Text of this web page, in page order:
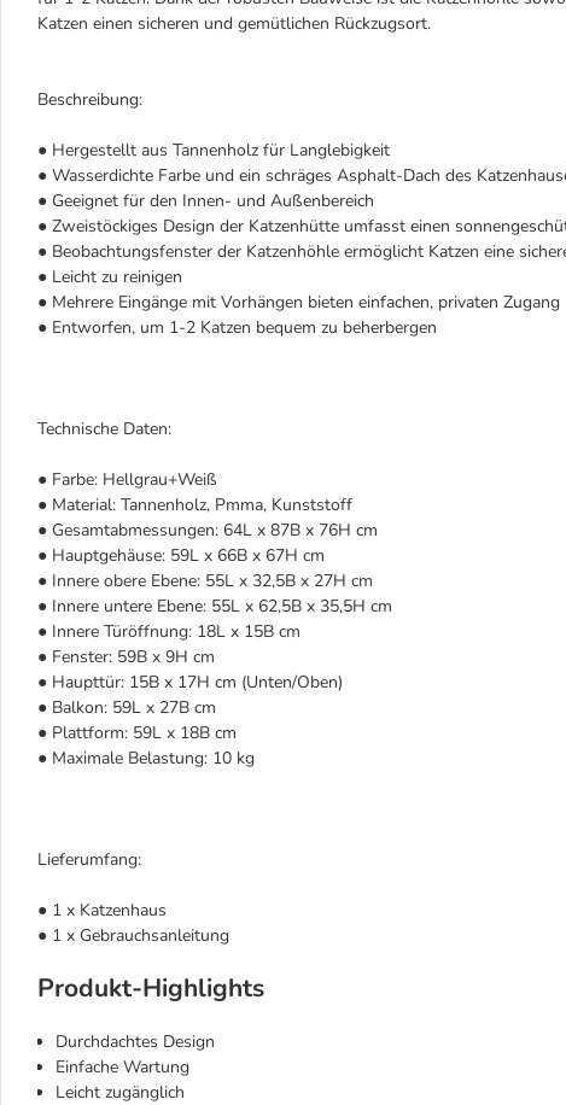
Katzen einen sicheren und gemütlichen Rückzugsort.
Beschreibung:
● Hergestellt aus Tannenholz für Langlebigkeit
● Wasserdichte Farbe und ein schräges Asphalt-Dach des
● Geeignet für den Innen- und Außenbereich
● Zweistöckiges Design der Katzenhütte umfasst einen
● Beobachtungsfenster der Katzenhöhle ermöglicht Katzen eine
● Leicht zu reinigen
● Mehrere Eingänge mit Vorhängen bieten einfachen, privaten Zugang
● Entworfen, um 1-2 Katzen bequem zu beherbergen
Technische Daten:
● Farbe: Hellgrau+Weiß
● Material: Tannenholz, Pmma, Kunststoff
● Gesamtabmessungen: 64L x 87B x 76H cm
● Hauptgehäuse: 59L x 66B x 67H cm
● Innere obere Ebene: 55L x 32,5B x 27H cm
● Innere untere Ebene: 55L x 62,5B x 35,5H cm
● Innere Türöffnung: 18L x 15B cm
● Fenster: 59B x 9H cm
● Haupttür: 15B x 17H cm (Unten/Oben)
● Balkon: 59L x 27B cm
● Plattform: 59L x 18B cm
● Maximale Belastung: 10 kg
Lieferumfang:
● 1 x Katzenhaus
● 1 x Gebrauchsanleitung
Produkt-Highlights
Durchdachtes Design
Einfache Wartung
Leicht zugänglich